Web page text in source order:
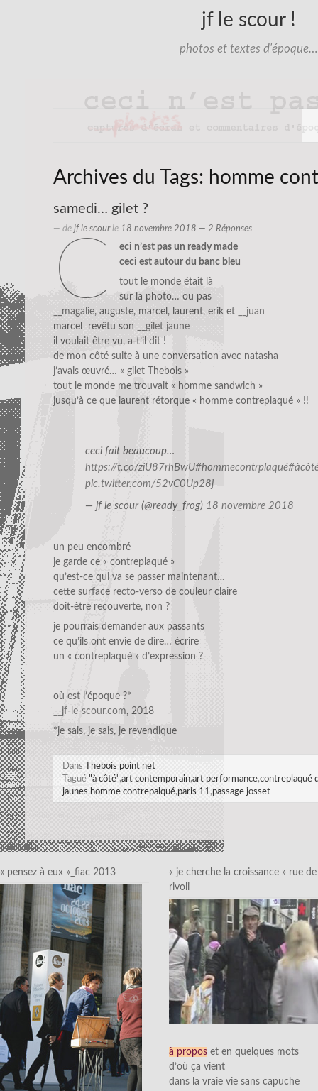
jf le scour !
photos et textes d'époque…
Archives du Tags: homme
samedi… gilet ?
— de jf le scourle 18 novembre 2018 — 2 Réponses
c
eci n’est pas un ready made
ceci est autour du banc bleu
tout le monde était là
sur la photo… ou pas
__magalie, auguste, marcel, laurent, erik et
__juan
marcel revêtu son
__gilet jaune
il voulait être vu, a-t’il dit !
de mon côté suite à une conversation avec natasha
j’avais œuvré… « gilet Thebois »
tout le monde me trouvait « homme sandwich »
jusqu’à ce que laurent rétorque « homme contreplaqué » !!
ceci fait beaucoup…
https://t.co/ziU87rhBwU#hommecontrplaqué
pic.twitter.com/52vC0Up28j
— jf le scour (@ready_frog) 18 novembre 2018
un peu encombré
je garde ce « contreplaqué »
qu’est-ce qui va se passer maintenant…
cette surface recto-verso de couleur claire
doit-être recouverte, non ?
je pourrais demander aux passants
ce qu’ils ont envie de dire… écrire
un « contreplaqué » d’expression ?
où est l’époque ?*
__jf-le-scour.com, 2018
*je sais, je sais, je revendique
Dans
Thebois point net
Tagué "à côté",art contemporain,art performance,contreplaqué
jaunes, homme contrepalqué,paris 11 ,passage josset
« pensez à eux »_fiac 2013
« je cherche la croissance » rue de
rivoli
à propos et en quelques mots
d’où ça vient
dans la vraie vie sans capuche